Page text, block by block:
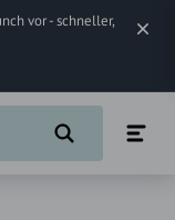
vor - schneller,